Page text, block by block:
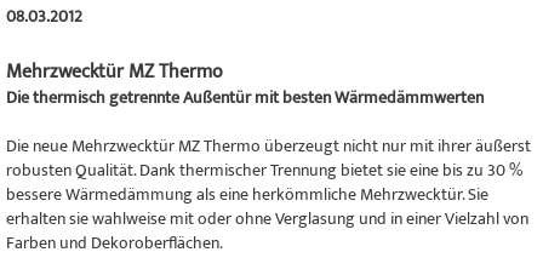
08.03.2012
Mehrzwecktür MZ Thermo
Die thermisch getrennte Außentür mit besten Wärmedämmwerten
Die neue Mehrzwecktür MZ Thermo überzeugt nicht nur mit ihrer äußerst
robusten Qualität. Dank thermischer Trennung bietet sie eine bis zu 30 %
bessere Wärmedämmung als eine herkömmliche Mehrzwecktür. Sie
erhalten sie wahlweise mit oder ohne Verglasung und in einer Vielzahl von
Farben und Dekoroberflächen.